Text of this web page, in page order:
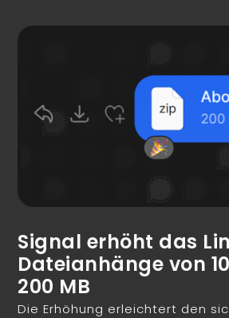
Signal erhöht das
Dateianhänge von
200 MB
Die Erhöhung erleichtert den